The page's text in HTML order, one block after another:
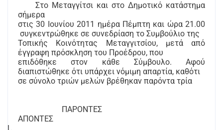
Στο Μεταγγίτσι και στο Δημοτικό κατάστημα
σήμερα
στις 30 Ιουνίου 2011 ημέρα Πέμπτη και ώρα 21.00
συγκεντρώθηκε σε συνεδρίαση το Συμβούλιο της
Τοπικής Κοινότητας Μεταγγιτσίου, μετά από
έγγραφη πρόσκληση του Προέδρου, που
επιδόθηκε στον κάθε Σύμβουλο. Αφού
διαπιστώθηκε ότι υπάρχει νόμιμη απαρτία, καθότι
σε σύνολο τριών μελών βρέθηκαν παρόντα τρία
ΠΑΡΟΝΤΕΣ
ΑΠΟΝΤΕΣ